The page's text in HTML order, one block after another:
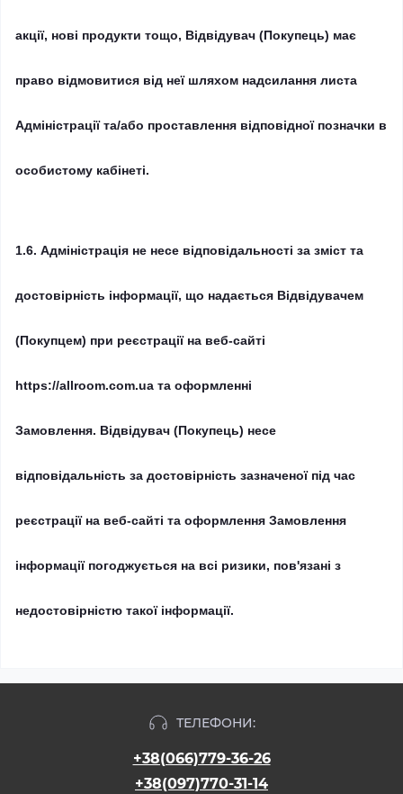
акції, нові продукти тощо, Відвідувач (Покупець) має
право відмовитися від неї шляхом надсилання листа
Адміністрації та/або проставлення відповідної позначки в
особистому кабінеті.
1.6. Адміністрація не несе відповідальності за зміст та
достовірність інформації, що надається Відвідувачем
(Покупцем) при реєстрації на веб-сайті
https://allroom.com.ua та оформленні
Замовлення. Відвідувач (Покупець) несе
відповідальність за достовірність зазначеної під час
реєстрації на веб-сайті та оформлення Замовлення
інформації погоджується на всі ризики, пов'язані з
недостовірністю такої інформації.
ТЕЛЕФОНИ:
+38(066)779-36-26
+38(097)770-31-14